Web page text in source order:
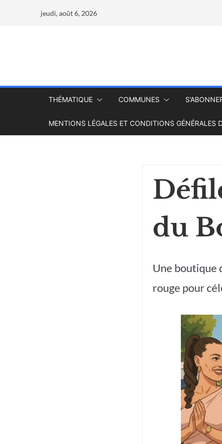
jeudi, août 6, 2026
THÉMATIQUE COMMUNES
MENTIONS LÉGALES ET CONDITIONS GÉNÉRALES
du
Une boutique
rouge pour